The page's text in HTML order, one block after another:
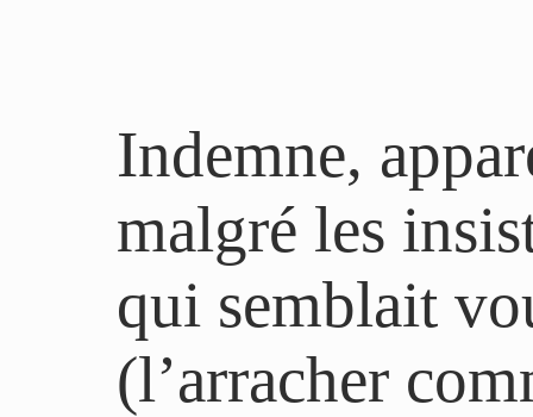
Indemne,
malgré les
qui semblait
(l’arracher